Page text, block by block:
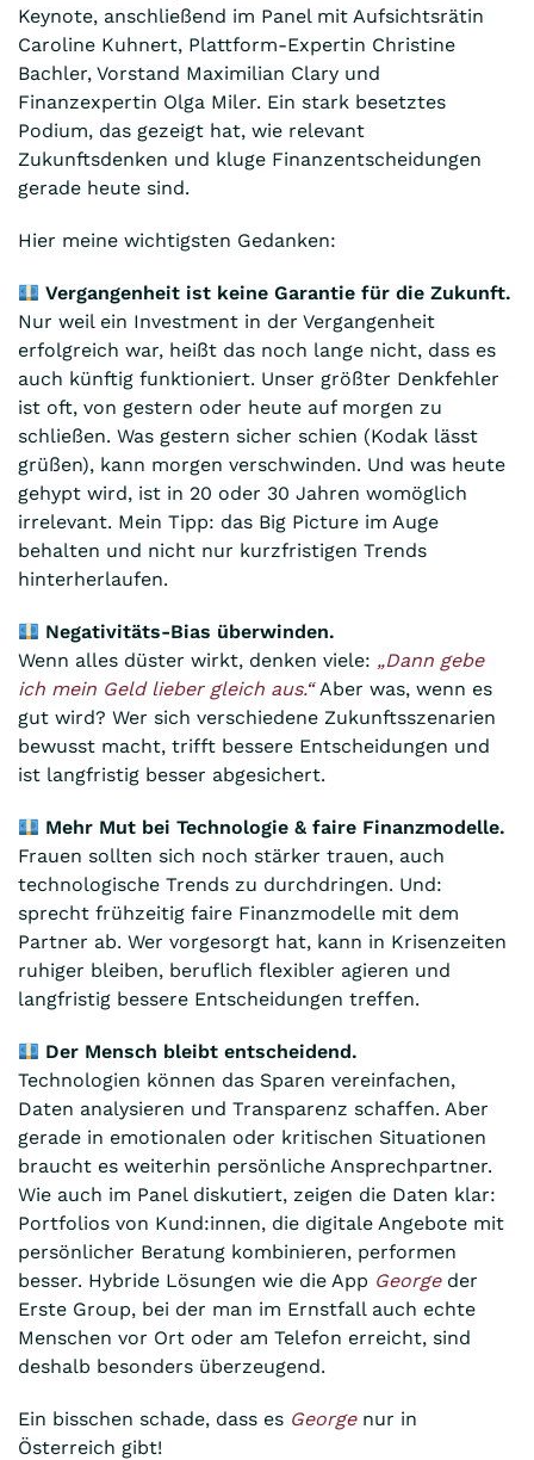
Keynote, anschließend im Panel mit Aufsichtsrätin
Caroline Kuhnert, Plattform-Expertin Christine
Bachler, Vorstand Maximilian Clary und
Finanzexpertin Olga Miler. Ein stark besetztes
Podium, das gezeigt hat, wie relevant
Zukunftsdenken und kluge Finanzentscheidungen
gerade heute sind.
Hier meine wichtigsten Gedanken:
Vergangenheit ist keine Garantie für die Zukunft.
Nur weil ein Investment in der Vergangenheit
erfolgreich war, heißt das noch lange nicht, dass es
auch künftig funktioniert. Unser größter Denkfehler
ist oft, von gestern oder heute auf morgen zu
schließen. Was gestern sicher schien (Kodak lässt
grüßen), kann morgen verschwinden. Und was heute
gehypt wird, ist in 20 oder 30 Jahren womöglich
irrelevant. Mein Tipp: das Big Picture im Auge
behalten und nicht nur kurzfristigen Trends
hinterherlaufen.
Negativitäts-Bias überwinden.
Wenn alles düster wirkt, denken viele: „Dann gebe
ich mein Geld lieber gleich aus.“Aber was, wenn es
gut wird? Wer sich verschiedene Zukunftsszenarien
bewusst macht, trifft bessere Entscheidungen und
ist langfristig besser abgesichert.
Mehr Mut bei Technologie & faire Finanzmodelle.
Frauen sollten sich noch stärker trauen, auch
technologische Trends zu durchdringen. Und:
sprecht frühzeitig faire Finanzmodelle mit dem
Partner ab. Wer vorgesorgt hat, kann in Krisenzeiten
ruhiger bleiben, beruflich flexibler agieren und
langfristig bessere Entscheidungen treffen.
Der Mensch bleibt entscheidend.
Technologien können das Sparen vereinfachen,
Daten analysieren und Transparenz schaffen. Aber
gerade in emotionalen oder kritischen Situationen
braucht es weiterhin persönliche Ansprechpartner.
Wie auch im Panel diskutiert, zeigen die Daten klar:
Portfolios von Kund:innen, die digitale Angebote mit
persönlicher Beratung kombinieren, performen
besser. Hybride Lösungen wie die App Georgeder
Erste Group, bei der man im Ernstfall auch echte
Menschen vor Ort oder am Telefon erreicht, sind
deshalb besonders überzeugend.
Ein bisschen schade, dass es Georgenur in
Österreich gibt!